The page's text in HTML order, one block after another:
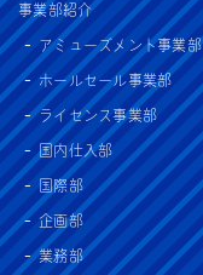
事業部紹介
アミューズメント事業部
ホールセール事業部
ライセンス事業部
国内仕入部
国際部
企画部
業務部